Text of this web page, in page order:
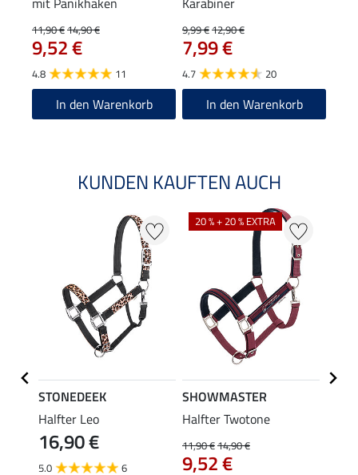
11,90 €14,90 €
9,52 €
4.8 11
In den Warenkorb
9,99 €12,90 €
7,99 €
4.7 20
In den Warenkorb
KUNDEN KAUFTEN AUCH
STONEDEEK
Halfter Leo
16,90 €
5.0 6
20 % + 20 % EXTRA
SHOWMASTER
Halfter Twotone
11,90 €14,90 €
9,52 €